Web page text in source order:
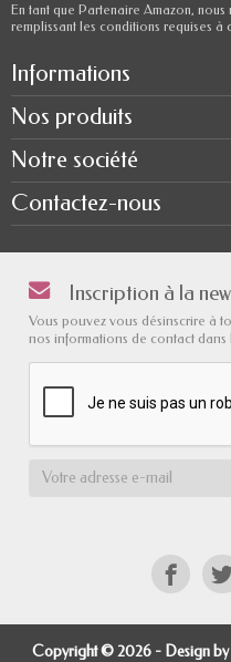
En tant que Partenaire Amazon,
remplissant les conditions requises à
Informations
Nos produits
Notre société
Contactez-nous
Inscription à la
Vous pouvez vous désinscrire à
nos informations de contact
Copyright © 2026 - Design by